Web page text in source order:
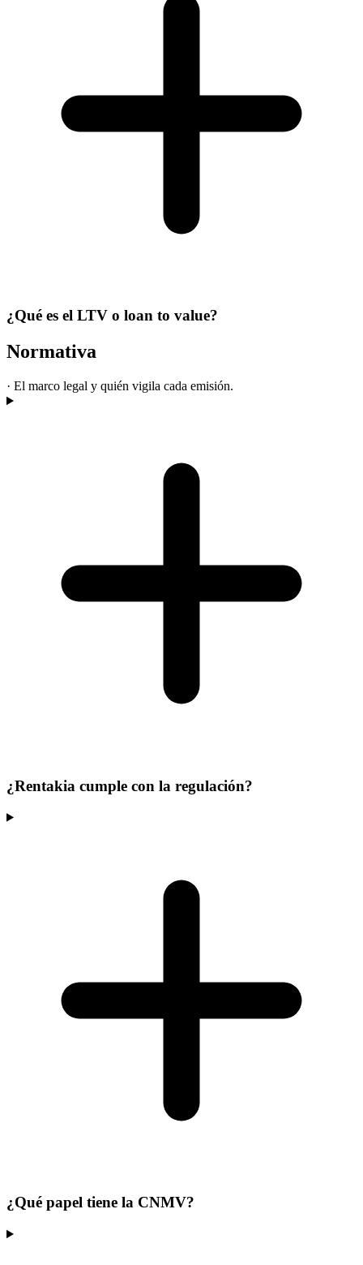
¿Qué es el LTV o loan to value?
Normativa
· El marco legal y quién vigila cada emisión.
¿Rentakia cumple con la regulación?
¿Qué papel tiene la CNMV?